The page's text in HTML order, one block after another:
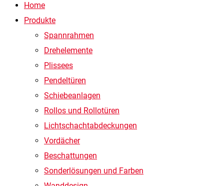
Home
Produkte
Spannrahmen
Drehelemente
Plissees
Pendeltüren
Schiebeanlagen
Rollos und Rollotüren
Lichtschachtabdeckungen
Vordächer
Beschattungen
Sonderlösungen und Farben